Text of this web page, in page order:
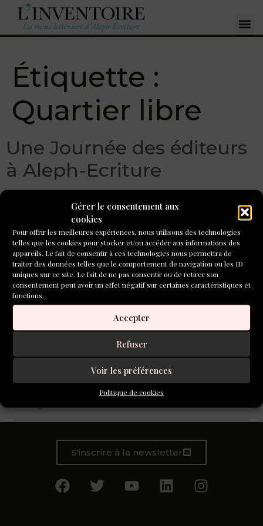
Gérer le consentement aux
cookies
Pour offrir les meilleures expériences, nous utilisons des technologies
telles que les cookies pour stocker et/ou accéder aux informations des
appareils. Le fait de consentir à ces technologies nous permettra de
traiter des données telles que le comportement de navigation ou les ID
uniques sur ce site. Le fait de ne pas consentir ou de retirer son
consentement peut avoir un effet négatif sur certaines caractéristiques et
fonctions.
Accepter
Refuser
Voir les préférences
Politique de cookies
Étiquette :
Quartier libre
Une Journée des éditeurs
à Aleph-Ecriture
À travers cette initiative, Aleph poursuit l’une de ses
missions fondamentales : accompagner les auteurs et les
autrices non seulement dans leur pratique de l’écriture,
mais aussi dans leur compréhension du monde littéraire
S'inscrire à la newsletter